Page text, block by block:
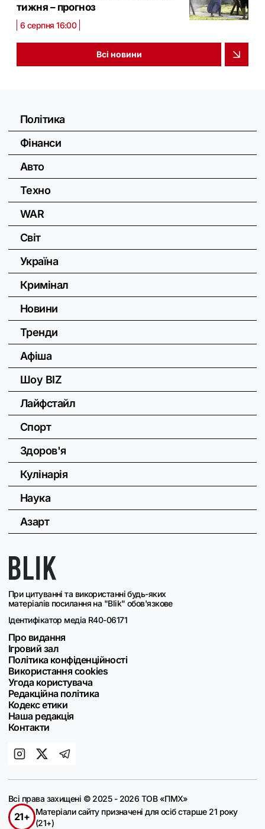
тижня – прогноз
6 серпня 16:00
Всі новини
При цитуванні та використанні будь-яких
матеріалів посилання на "Blik" обов'язкове
Ідентифікатор медіа R40-06171
Про видання
Ігровий зал
Політика конфіденційності
Використання cookies
Угода користувача
Редакційна політика
Кодекс етики
Наша редакція
Контакти
Політика
Фінанси
Авто
Техно
WAR
Світ
Україна
Кримінал
Новини
Тренди
Афіша
Шоу BIZ
Лайфстайл
Спорт
Здоров'я
Кулінарія
Наука
Азарт
Всі права захищені © 2025 - 2026 ТОВ «ПМХ»
21+
Матеріали сайту призначені для осіб старше 21 року
(21+)